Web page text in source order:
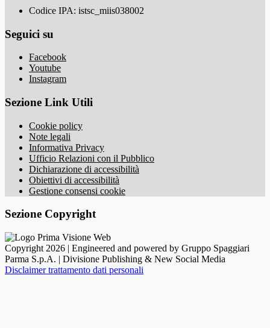
Codice IPA: istsc_miis038002
Seguici su
Facebook
Youtube
Instagram
Sezione Link Utili
Cookie policy
Note legali
Informativa Privacy
Ufficio Relazioni con il Pubblico
Dichiarazione di accessibilità
Obiettivi di accessibilità
Gestione consensi cookie
Sezione Copyright
Copyright 2026 | Engineered and powered by Gruppo Spaggiari
Parma S.p.A. | Divisione Publishing & New Social Media
Disclaimer trattamento dati personali